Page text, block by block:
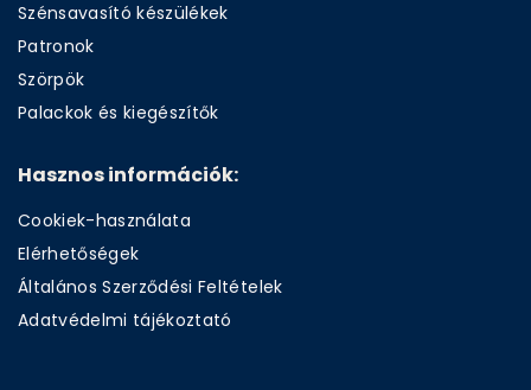
Szénsavasító készülékek
Patronok
Szörpök
Palackok és kiegészítők
Hasznos információk:
Cookiek-használata
Elérhetőségek
Általános Szerződési Feltételek
Adatvédelmi tájékoztató